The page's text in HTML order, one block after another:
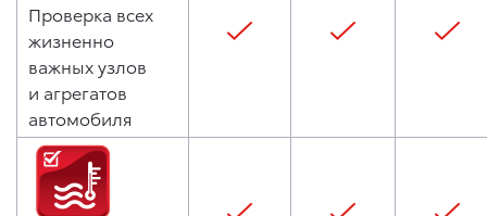
Проверка всех
жизненно
важных узлов
и агрегатов
автомобиля